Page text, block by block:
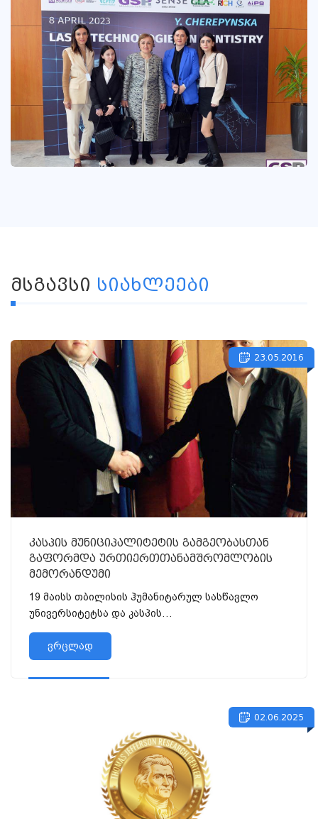
ᲛᲡᲒᲐᲕᲡᲘ ᲡᲘᲐᲮᲚᲔᲔᲑᲘ
23.05.2016
კასპის მუნიციპალიტეტის გამგეობასთან
გაფორმდა ურთიერთთანამშრომლობის
მემორანდუმი
19 მაისს თბილისის ჰუმანიტარულ სასწავლო
უნივერსიტეტსა და კასპის
მუნიციპალიტეტისგამგეობას შორის გაფორმდა
ურთიერთთანამშრომლობის მემორანდუმ...
ვრცლად
02.06.2025